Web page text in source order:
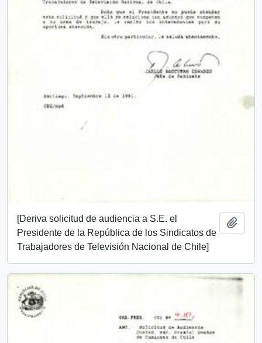
[Deriva solicitud de audiencia a S.E. el
Presidente de la República de los Sindicatos de
Trabajadores de Televisión Nacional de Chile]